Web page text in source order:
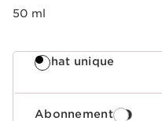
50 ml
Achat unique
Abonnement